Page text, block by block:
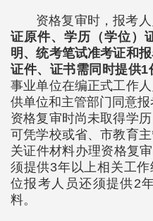
资格复审时，报考
证原件、学历（学位）
明、统考笔试准考证和
证件、证书需同时提供1
事业单位在编正式工作
供单位和主管部门同意
资格复审时尚未取得学
可凭学校或省、市教育
关证件材料办理资格复
须提供3年以上相关工
位报考人员还须提供2
料。